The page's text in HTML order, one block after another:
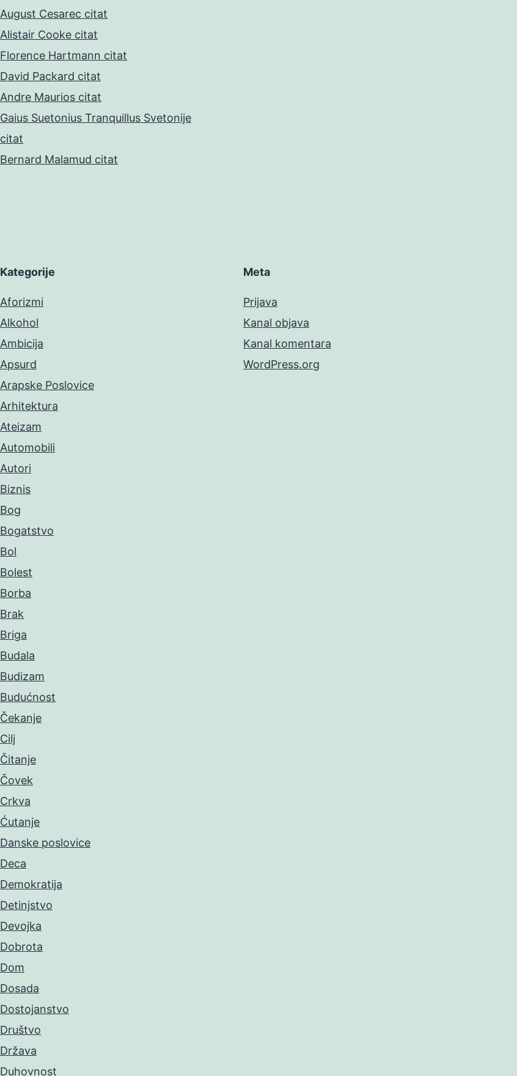
August Cesarec citat
Alistair Cooke citat
Florence Hartmann citat
David Packard citat
Andre Maurios citat
Gaius Suetonius Tranquillus Svetonije
citat
Bernard Malamud citat
Kategorije
Aforizmi
Alkohol
Ambicija
Apsurd
Arapske Poslovice
Arhitektura
Ateizam
Automobili
Autori
Biznis
Bog
Bogatstvo
Bol
Bolest
Borba
Brak
Briga
Budala
Budizam
Budućnost
Čekanje
Cilj
Čitanje
Čovek
Crkva
Ćutanje
Danske poslovice
Deca
Demokratija
Detinjstvo
Devojka
Dobrota
Dom
Dosada
Dostojanstvo
Društvo
Država
Duhovnost
Meta
Prijava
Kanal objava
Kanal komentara
WordPress.org